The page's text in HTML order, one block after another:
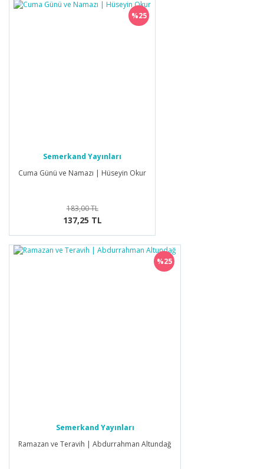
%25
Semerkand Yayınları
Cuma Günü ve Namazı | Hüseyin Okur
183,00 TL
137,25 TL
%25
Semerkand Yayınları
Ramazan ve Teravih | Abdurrahman Altundağ